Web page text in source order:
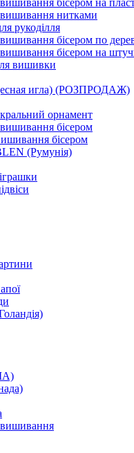
нитками
рукоділля
бісером по
бісером на
вишивки
игла) (РОЗПРОДАЖ)
орнамент
бісером
бісером
(Румунія)